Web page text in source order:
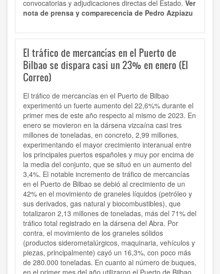
convocatorias y adjudicaciones directas del Estado. Ver
nota de prensa y comparecencia de Pedro Azpiazu
El tráfico de mercancías en el Puerto de
Bilbao se dispara casi un 23% en enero (El
Correo)
El tráfico de mercancías en el Puerto de Bilbao
experimentó un fuerte aumento del 22,6%% durante el
primer mes de este año respecto al mismo de 2023. En
enero se movieron en la dársena vizcaína casi tres
millones de toneladas, en concreto, 2,99 millones,
experimentando el mayor crecimiento interanual entre
los principales puertos españoles y muy por encima de
la media del conjunto, que se situó en un aumento del
3,4%. El notable incremento de tráfico de mercancías
en el Puerto de Bilbao se debió al crecimiento de un
42% en el movimiento de graneles líquidos (petróleo y
sus derivados, gas natural y biocombustibles), que
totalizaron 2,13 millones de toneladas, más del 71% del
tráfico total registrado en la dársena del Abra. Por
contra, el movimiento de los graneles sólidos
(productos siderometalúrgicos, maquinaria, vehículos y
piezas, principalmente) cayó un 16,3%, con poco más
de 280.000 toneladas. En cuanto al número de buques,